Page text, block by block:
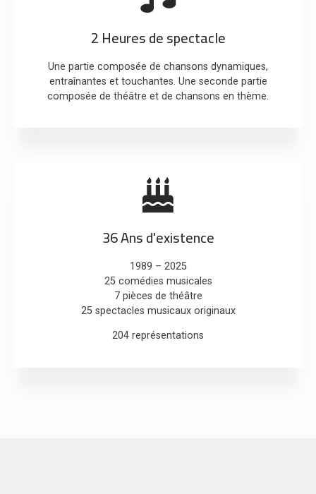
2 Heures de spectacle
Une partie composée de chansons dynamiques,
entraînantes et touchantes. Une seconde partie
composée de théâtre et de chansons en thème.
36 Ans d'existence
1989 – 2025
25 comédies musicales
7 pièces de théâtre
25 spectacles musicaux originaux
204 représentations